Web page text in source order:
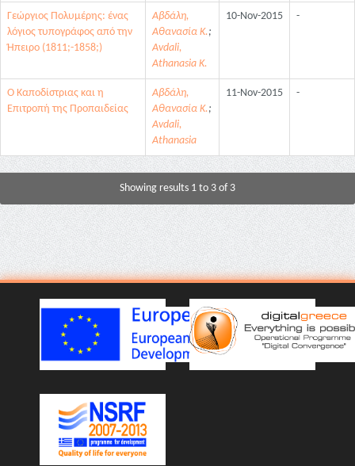
Γεώργιος Πολυμέρης: ένας
λόγιος τυπογράφος από την
Ήπειρο (1811;-1858;)
Αβδάλη,
Αθανασία Κ.;
Avdali,
Athanasia K.
10-Nov-2015 -
Ο Καποδίστριας και η
Επιτροπή της Προπαιδείας
Αβδάλη,
Αθανασία Κ.;
Avdali,
Athanasia
11-Nov-2015 -
Showing results 1 to 3 of 3